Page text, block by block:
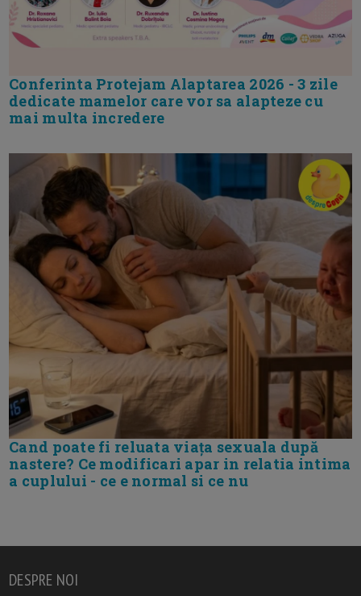
Conferinta Protejam Alaptarea 2026 - 3 zile
dedicate mamelor care vor sa alapteze cu
mai multa incredere
Cand poate fi reluata viața sexuala după
nastere? Ce modificari apar in relatia intima
a cuplului - ce e normal si ce nu
DESPRE NOI